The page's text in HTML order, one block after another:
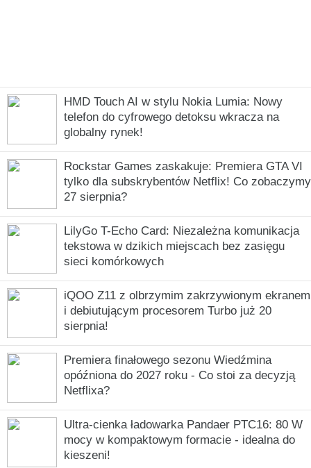
HMD Touch AI w stylu Nokia Lumia: Nowy
telefon do cyfrowego detoksu wkracza na
globalny rynek!
Rockstar Games zaskakuje: Premiera GTA VI
tylko dla subskrybentów Netflix! Co zobaczymy
27 sierpnia?
LilyGo T-Echo Card: Niezależna komunikacja
tekstowa w dzikich miejscach bez zasięgu
sieci komórkowych
iQOO Z11 z olbrzymim zakrzywionym ekranem
i debiutującym procesorem Turbo już 20
sierpnia!
Premiera finałowego sezonu Wiedźmina
opóźniona do 2027 roku - Co stoi za decyzją
Netflixa?
Ultra-cienka ładowarka Pandaer PTC16: 80 W
mocy w kompaktowym formacie - idealna do
kieszeni!